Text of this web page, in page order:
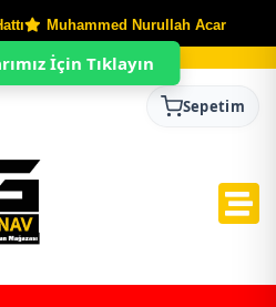
Muhammed Nurullah Acar
Sepetim
İçin Tıklayın